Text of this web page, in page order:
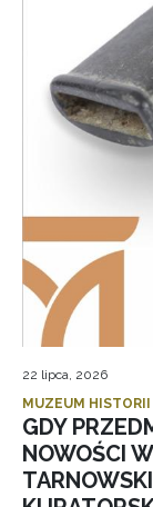
22 lipca, 2026
MUZEUM
GDY
NOWOŚCI